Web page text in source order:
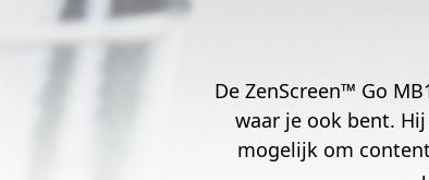
De ZenScreen™ Go
waar je ook bent.
mogelijk om